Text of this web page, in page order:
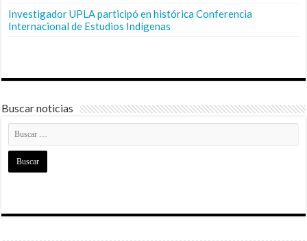
Investigador UPLA participó en histórica Conferencia
Internacional de Estudios Indígenas
Buscar noticias